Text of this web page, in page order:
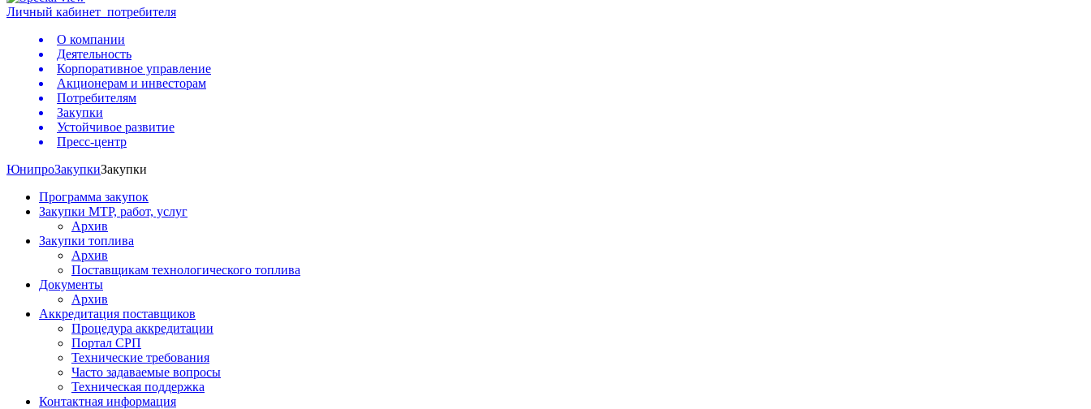
Личный кабинет потребителя
О компании
Деятельность
Корпоративное управление
Акционерам и инвесторам
Потребителям
Закупки
Устойчивое развитие
Пресс-центр
ЮнипроЗакупкиЗакупки
Программа закупок
Закупки МТР, работ, услуг
Архив
Закупки топлива
Архив
Поставщикам технологического топлива
Документы
Архив
Аккредитация поставщиков
Процедура аккредитации
Портал СРП
Технические требования
Часто задаваемые вопросы
Техническая поддержка
Контактная информация